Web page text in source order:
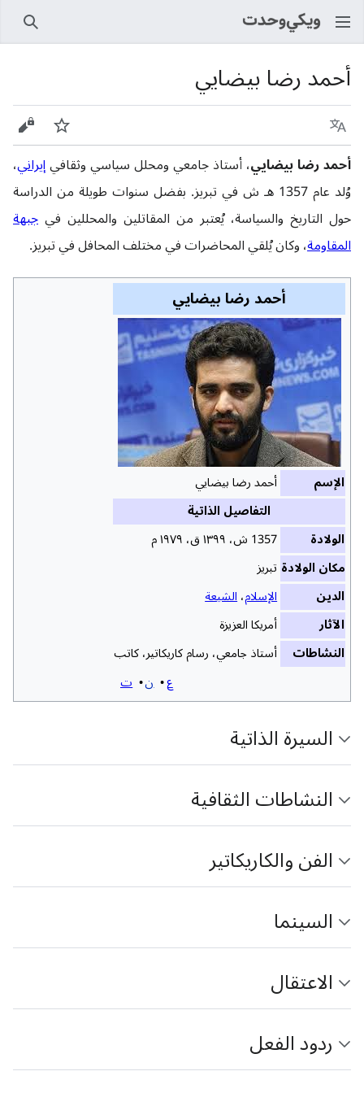
بحث
أحمد رضا بيضايي
اللغة راقب
أحمد رضا بيضايي، أستاذ جامعي ومحلل سياسي وثقافيإيراني،
وُلد عام 1357 هـ ش في تبريز. بفضل سنوات طويلة من الدراسة
حول التاريخ والسياسة، يُعتبر من المقاتلين والمحللين في جبهة
المقاومة، وكان يُلقي المحاضرات في مختلف المحافل في تبريز.
أحمد رضا بيضايي
الإسم
أحمد رضا بيضايي
التفاصيل الذاتية
الولادة
1357 ش، ١٣٩٩ ق، ١٩٧٩ م
مكان الولادة تبريز
الدين
الإسلام،الشيعة
الآثار
أمريكا العزيزة
النشاطات
أستاذ جامعي، رسام كاريكاتير، كاتب
ع ن ت
السيرة الذاتية
النشاطات الثقافية
الفن والكاريكاتير
السينما
الاعتقال
ردود الفعل